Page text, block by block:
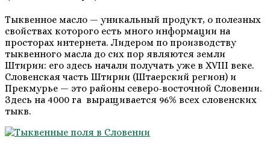
Тыквенное масло — уникальный продукт, о полезных
свойствах которого есть много информации на
просторах интернета. Лидером по производству
тыквенного масла до сих пор являются земли
Штирии: его здесь начали получать уже в XVIII веке.
Словенская часть Штирии (Штаерский регион) и
Прекмурье — это районы северо-восточной Словении.
Здесь на 4000 га выращивается 96% всех словенских
тыкв.